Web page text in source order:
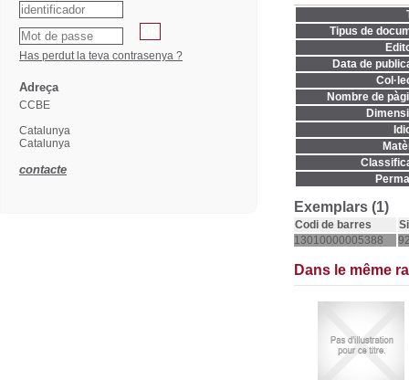
Tipus de
Data de
Nombre de
Exemplars (1)
Codi de barres
13010000005388
Dans le même
Has perdut la teva contrasenya ?
Adreça
CCBE
Catalunya
Catalunya
contacte